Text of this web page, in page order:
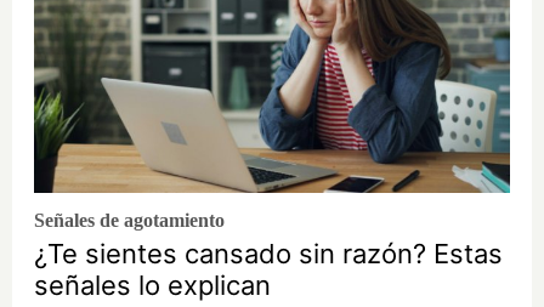
Señales de agotamiento
¿Te sientes cansado sin razón? Estas
señales lo explican